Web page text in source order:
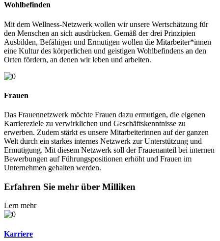
Wohlbefinden
Mit dem Wellness-Netzwerk wollen wir unsere Wertschätzung für
den Menschen an sich ausdrücken. Gemäß der drei Prinzipien
Ausbilden, Befähigen und Ermutigen wollen die Mitarbeiter*innen
eine Kultur des körperlichen und geistigen Wohlbefindens an den
Orten fördern, an denen wir leben und arbeiten.
Frauen
Das Frauennetzwerk möchte Frauen dazu ermutigen, die eigenen
Karriereziele zu verwirklichen und Geschäftskenntnisse zu
erwerben. Zudem stärkt es unsere Mitarbeiterinnen auf der ganzen
Welt durch ein starkes internes Netzwerk zur Unterstützung und
Ermutigung. Mit diesem Netzwerk soll der Frauenanteil bei internen
Bewerbungen auf Führungspositionen erhöht und Frauen im
Unternehmen gehalten werden.
Erfahren Sie mehr über Milliken
Lern mehr
Karriere